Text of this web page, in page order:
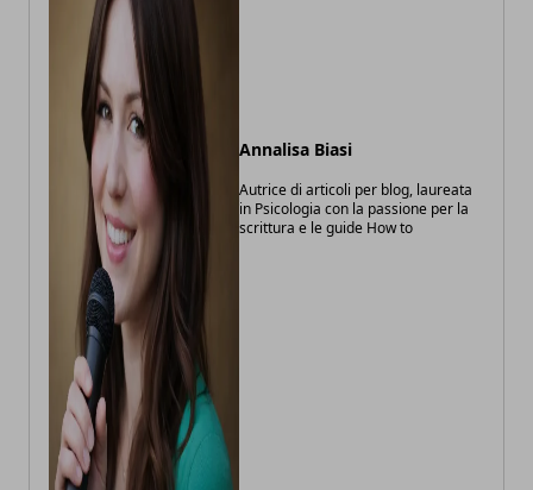
Annalisa Biasi
Autrice di articoli per blog, laureata
in Psicologia con la passione per la
scrittura e le guide How to